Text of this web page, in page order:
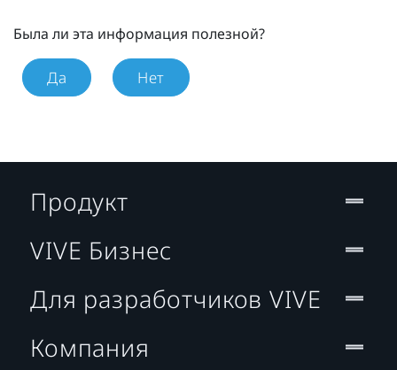
Была ли эта информация полезной?
Да Нет
Продукт
VIVE Бизнес
Для разработчиков VIVE
Компания